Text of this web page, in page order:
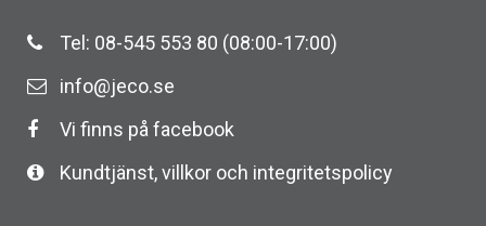
Tel: 08-545 553 80 (08:00-17:00)
info@jeco.se
Vi finns på facebook
Kundtjänst, villkor och integritetspolicy